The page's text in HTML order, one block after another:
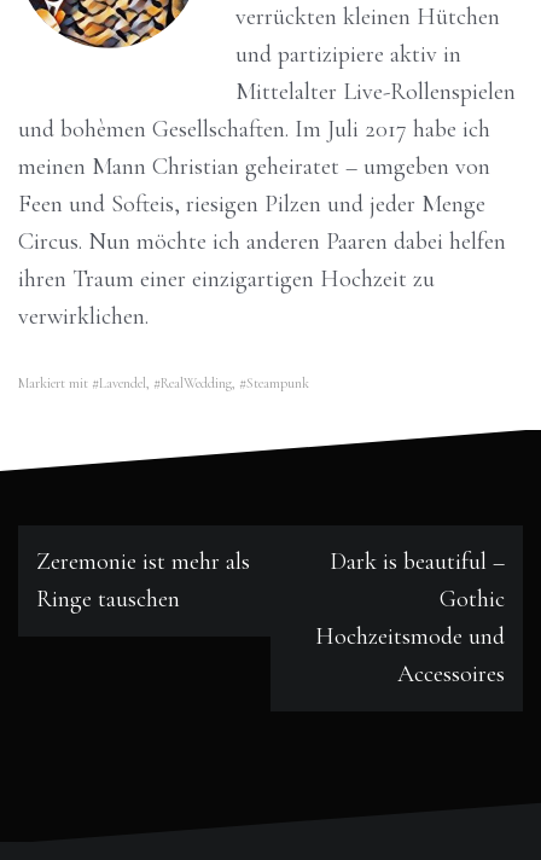
verrückten kleinen Hütchen
und partizipiere aktiv in
Mittelalter Live-Rollenspielen
und bohèmen Gesellschaften. Im Juli 2017 habe ich
meinen Mann Christian geheiratet – umgeben von
Feen und Softeis, riesigen Pilzen und jeder Menge
Circus. Nun möchte ich anderen Paaren dabei helfen
ihren Traum einer einzigartigen Hochzeit zu
verwirklichen.
Markiert mit #Lavendel, #RealWedding, #Steampunk
Beitragsnavigation
Zeremonie ist mehr als
Ringe tauschen
Dark is beautiful –
Gothic
Hochzeitsmode und
Accessoires